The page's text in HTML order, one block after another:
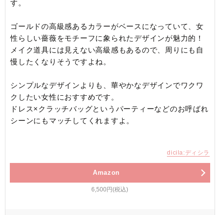
す。
ゴールドの高級感あるカラーがベースになっていて、女
性らしい薔薇をモチーフに象られたデザインが魅力的！
メイク道具には見えない高級感もあるので、周りにも自
慢したくなりそうですよね。
シンプルなデザインよりも、華やかなデザインでワクワ
クしたい女性におすすめです。
ドレス×クラッチバッグというパーティーなどのお呼ばれ
シーンにもマッチしてくれますよ。
dicila:ディシラ
Amazon
6,500円(税込)